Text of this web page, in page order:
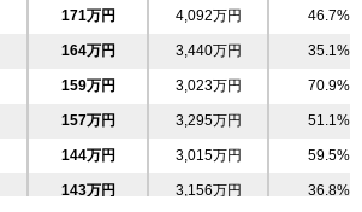
万円～2,630万円
/㎡~35.1万円/㎡)
マンションナビで
一括査定をする
171万円 4,092万円 46.7%
164万円 3,440万円 35.1%
159万円 3,023万円 70.9%
157万円 3,295万円 51.1%
144万円 3,015万円 59.5%
143万円 3,156万円 36.8%